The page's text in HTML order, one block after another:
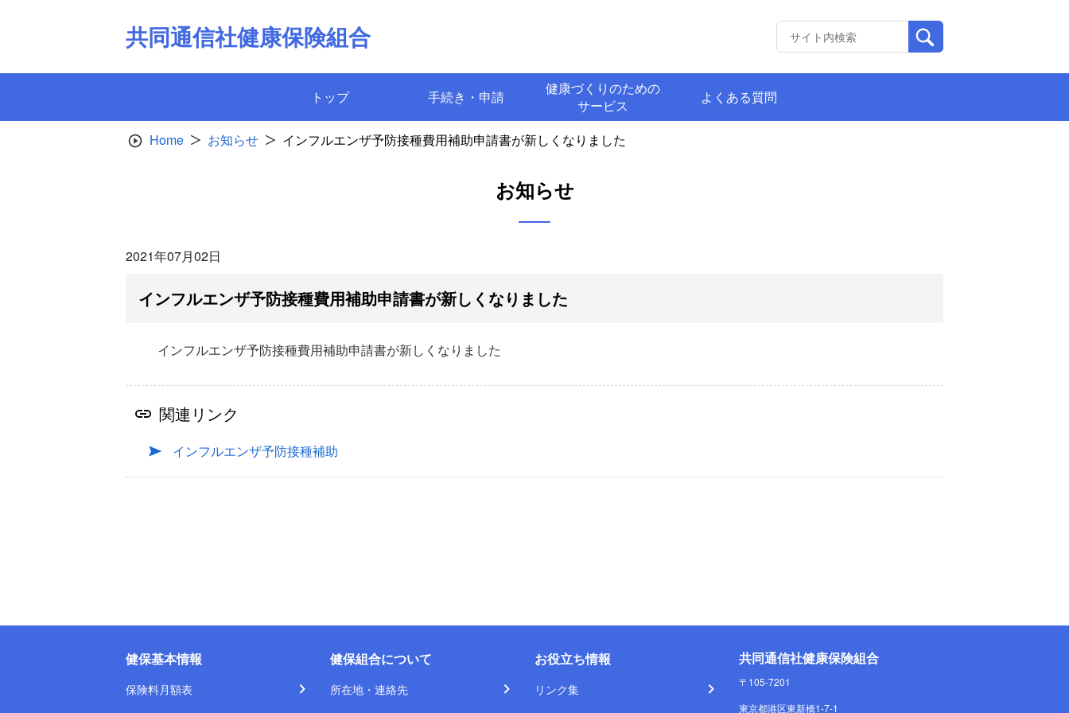
共同通信社健康保険組合
トップ 手続き・申請
健康づくりのための
サービス
よくある質問
Home お知らせ インフルエンザ予防接種費用補助申請書が新しくなりました
お知らせ
2021年07月02日
インフルエンザ予防接種費用補助申請書が新しくなりました
インフルエンザ予防接種費用補助申請書が新しくなりました
関連リンク
インフルエンザ予防接種補助
健保基本情報
保険料月額表
健保組合について
所在地・連絡先
お役立ち情報
リンク集
共同通信社健康保険組合
〒105-7201
東京都港区東新橋1-7-1